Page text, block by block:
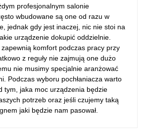
profesjonalnym salonie
wbudowane są one od razu w
jednak gdy jest inaczej, nic nie stoi na
urządzenie dokupić oddzielnie.
zapewnią komfort podczas pracy przy
z reguły nie zajmują one dużo
nie musimy specjalnie aranżować
Podczas wyboru pochłaniacza warto
tym, jaka moc urządzenia będzie
potrzeb oraz jeśli czujemy taką
jaki będzie nam pasował.